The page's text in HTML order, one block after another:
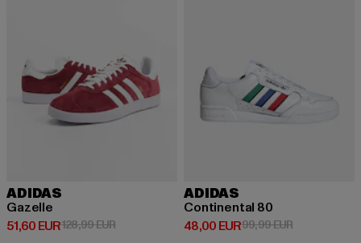
ADIDAS
Gazelle
51,60 EUR
Derzeitiger Preis: 51,60 EUR
128,99 EURAktionspreis: 128,99 EUR
ADIDAS
Continental 80
48,00 EUR
Derzeitiger Preis: 48,00 EUR
99,99 EURAktionspreis: